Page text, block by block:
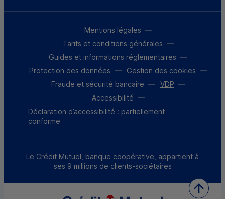
Mentions légales
Tarifs et conditions générales
Guides et informations réglementaires
Protection des données
Gestion des cookies
Fraude et sécurité bancaire
VDP
Accessibilité
Déclaration d’accessibilité : partiellement
conforme
Le Crédit Mutuel, banque coopérative, appartient à
ses 9 millions de clients-sociétaires